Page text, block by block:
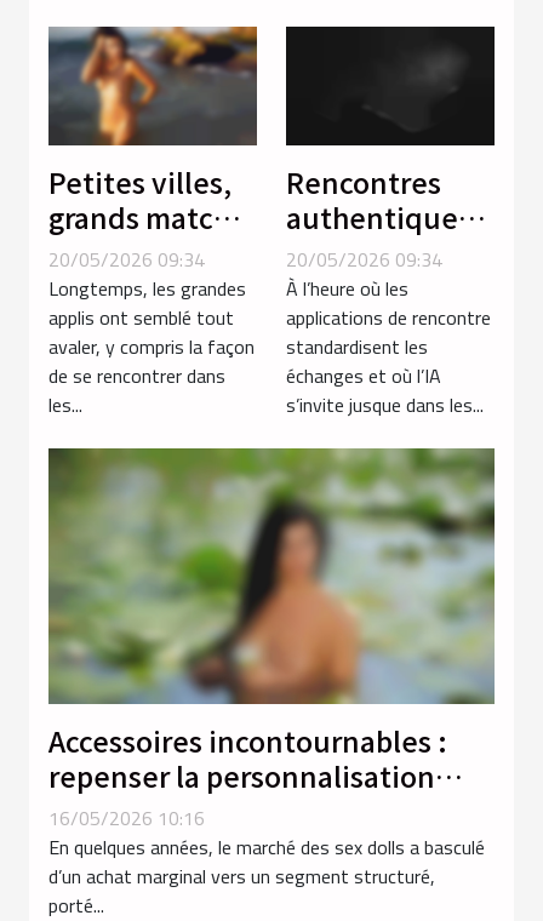
Petites villes,
grands matchs
: la revanche
du local sur les
applis de
rencontres
20/05/2026 09:34
Longtemps, les grandes
applis ont semblé tout
avaler, y compris la façon
de se rencontrer dans
les...
Rencontres
authentiques :
quand
l’érotisme
redéfinit la
notion de
connexion
20/05/2026 09:34
À l’heure où les
applications de rencontre
standardisent les
échanges et où l’IA
s’invite jusque dans les...
Accessoires incontournables :
repenser la personnalisation
dans l’expérience des sex dolls
16/05/2026 10:16
En quelques années, le marché des sex dolls a basculé
d’un achat marginal vers un segment structuré,
porté...